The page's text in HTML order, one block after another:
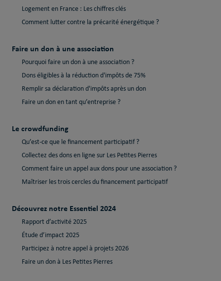
Logement en France : Les chiffres clés
Comment lutter contre la précarité énergétique ?
Faire un don à une association
Pourquoi faire un don à une association ?
Dons éligibles à la réduction d'impôts de 75%
Remplir sa déclaration d'impôts après un don
Faire un don en tant qu’entreprise ?
Le crowdfunding
Qu’est-ce que le financement participatif ?
Collectez des dons en ligne sur Les Petites Pierres
Comment faire un appel aux dons pour une association ?
Maîtriser les trois cercles du financement participatif
Découvrez notre Essentiel 2024
Rapport d’activité 2025
Étude d’impact 2025
Participez à notre appel à projets 2026
Faire un don à Les Petites Pierres